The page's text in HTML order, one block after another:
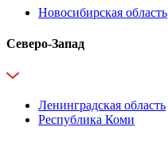
Новосибирская область
Северо-Запад
Ленинградская область
Республика Коми